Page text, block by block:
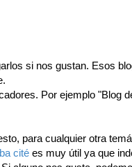
si nos gustan. Esos
Por ejemplo "Blog
para cualquier otra
cité es muy útil ya que